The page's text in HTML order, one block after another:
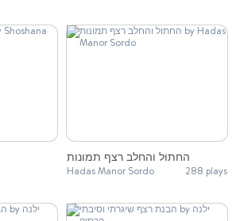
החתול והחלב רצף תמונות
Hadas Manor Sordo 288 plays